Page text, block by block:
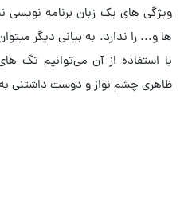
ویژگی های یک زبان برنامه نویسی
ها و... را ندارد. به بیانی دیگر
ظاهری چشم نواز و دوست داشتنی